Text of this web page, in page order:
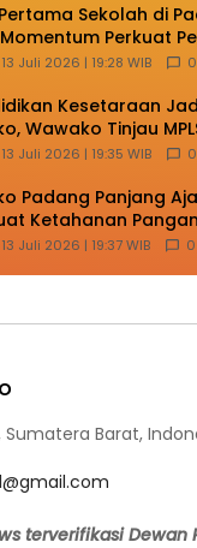
Sekolah di
Perkuat
Juli 2026 | 19:28 WIB 0
Kesetaraan
Wawako Tinjau
Panjang
Juli 2026 | 19:35 WIB 0
Padang Panjang
Ketahanan
Cabai
Juli 2026 | 19:37 WIB 0
Sumatera Barat,
terverifikasi Dewan